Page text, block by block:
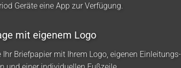
Geräte eine App zur Verfügung.
mit eigenem Logo
Briefpapier mit Ihrem Logo, eigenen Einleitungs-